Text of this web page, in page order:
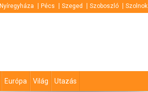
Nyíregyháza Pécs Szeged Szoboszló Szolnok
Európa Világ Utazás